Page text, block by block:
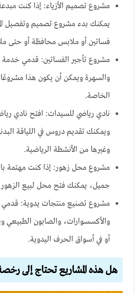
مشروع تصميم الأزياء: إذا كنت
يمكنك بدء مشروع تصميم وتفصيل
فساتين أو ملابس محافظة أو حتى
مشروع تأجير الفساتين: قدمي خدمة
والسهرة ويمكن أن يكون هذا مشروعًا
الخاصة.
نادي رياضي للسيدات: افتح نادي
ويمكنك تقديم دروس في اللياقة
وغيرها من الأنشطة الرياضية.
مشروع محل زهور: إذا كنت مهتمة
جميل، يمكنك فتح محل لبيع الزهور
مشروع تصنيع منتجات يدوية: قدمي
والأكسسوارات، والصابون الطبيعي
أو في أسواق الحرف اليدوية.
هل هذه المشاريع تحتاج إلى